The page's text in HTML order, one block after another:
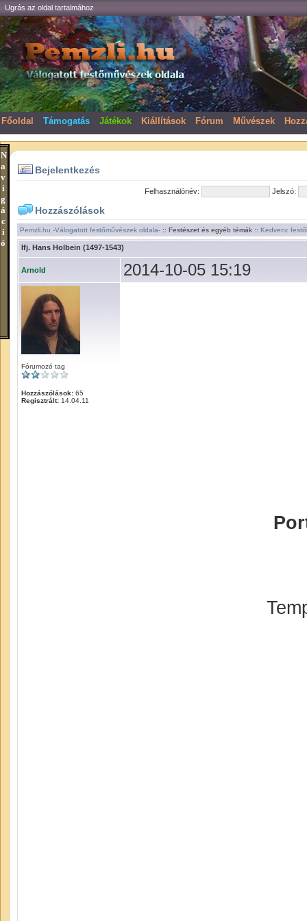
N
a
v
i
g
á
c
i
ó
Ugrás az oldal tartalmához
Főoldal Támogatás Játékok Kiállítások Fórum Művészek
Bejelentkezés
Felhasználónév: Jelszó:
Hozzászólások
Pemzli.hu -Válogatott festőművészek oldala- :: Festészet és egyéb témák :: Kedvenc
Ifj. Hans Holbein (1497-1543)
Arnold 2014-10-05 15:19
Fórumozó tag
Hozzászólások: 65
Regisztrált: 14.04.11